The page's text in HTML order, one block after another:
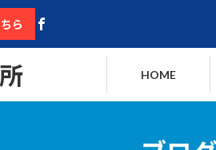
ら
HOME